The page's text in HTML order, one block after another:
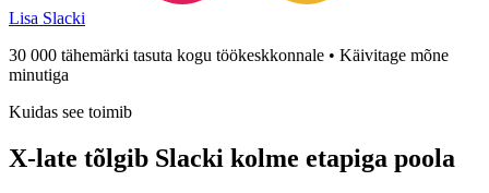
Lisa Slacki
30 000 tähemärki tasuta kogu töökeskkonnale • Käivitage mõne
minutiga
Kuidas see toimib
X-late tõlgib Slacki kolme etapiga poola